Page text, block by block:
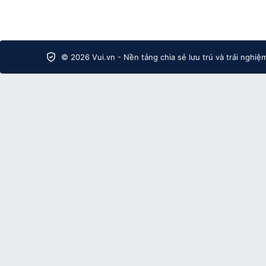
© 2026 Vui.vn - Nền tảng chia sẻ lưu trú và trải